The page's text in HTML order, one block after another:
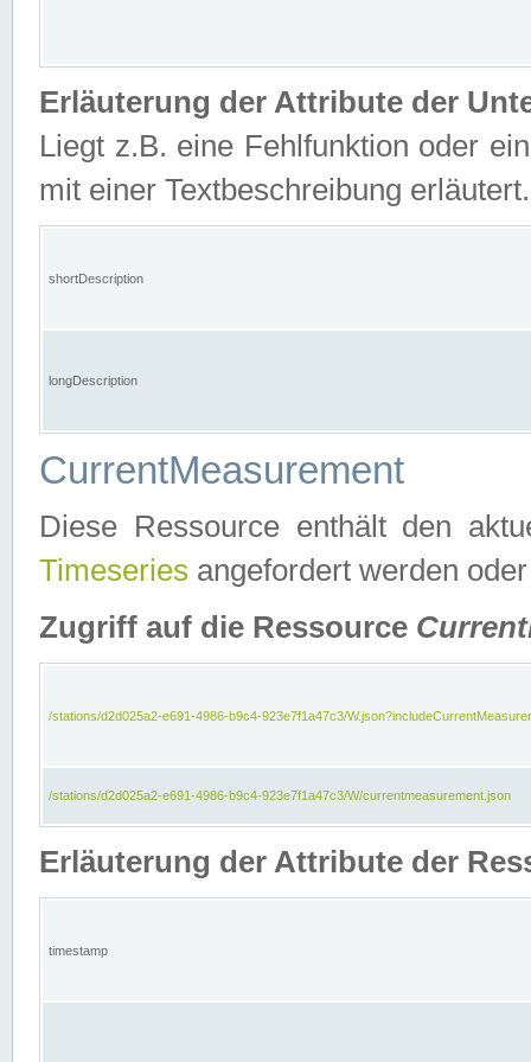
Erläuterung der Attribute der
Liegt z.B. eine Fehlfunktion oder
mit einer Textbeschreibung erläutert.
shortDescription
longDescription
CurrentMeasurement
Diese Ressource enthält den
Timeseries angefordert werden
Zugriff auf die Ressource
/stations/d2d025a2-e691-4986-b9c4-923e7f1a47c3/
/stations/d2d025a2-e691-4986-b9c4-923e7f1a47c3/W/currentmeasurement.json
Erläuterung der Attribute der
timestamp